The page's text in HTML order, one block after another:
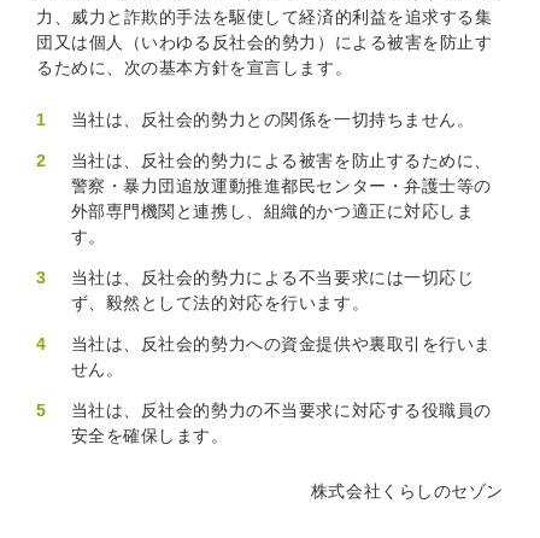
力、威力と詐欺的手法を駆使して経済的利益を追求する集
団又は個人（いわゆる反社会的勢力）による被害を防止す
るために、次の基本方針を宣言します。
1 当社は、反社会的勢力との関係を一切持ちません。
2
当社は、反社会的勢力による被害を防止するために、
警察・暴力団追放運動推進都民センター・弁護士等の
外部専門機関と連携し、組織的かつ適正に対応しま
す。
3
当社は、反社会的勢力による不当要求には一切応じ
ず、毅然として法的対応を行います。
4
当社は、反社会的勢力への資金提供や裏取引を行いま
せん。
5
当社は、反社会的勢力の不当要求に対応する役職員の
安全を確保します。
株式会社くらしのセゾン